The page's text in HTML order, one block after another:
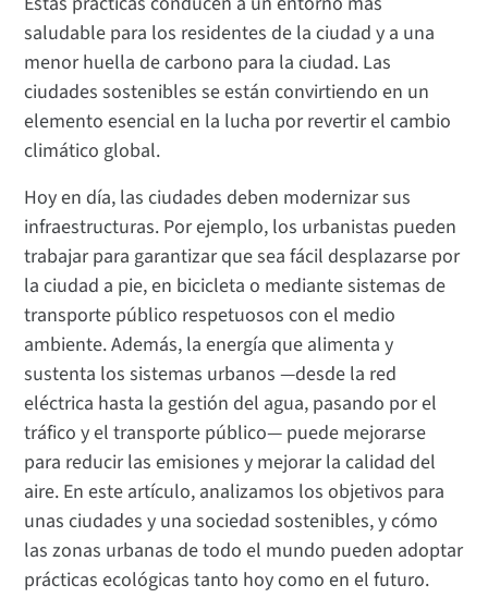
saludable para los residentes de la ciudad y a una
menor huella de carbono para la ciudad. Las
ciudades sostenibles se están convirtiendo en un
elemento esencial en la lucha por revertir el cambio
climático global.
Hoy en día, las ciudades deben modernizar sus
infraestructuras. Por ejemplo, los urbanistas pueden
trabajar para garantizar que sea fácil desplazarse por
la ciudad a pie, en bicicleta o mediante sistemas de
transporte público respetuosos con el medio
ambiente. Además, la energía que alimenta y
sustenta los sistemas urbanos —desde la red
eléctrica hasta la gestión del agua, pasando por el
tráfico y el transporte público— puede mejorarse
para reducir las emisiones y mejorar la calidad del
aire. En este artículo, analizamos los objetivos para
unas ciudades y una sociedad sostenibles, y cómo
las zonas urbanas de todo el mundo pueden adoptar
prácticas ecológicas tanto hoy como en el futuro.